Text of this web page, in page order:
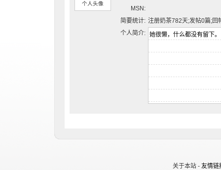
个人头像
MSN:
简要统计: 注册奶茶782天;发帖0篇;回
个人简介:
关于本站 - 友情链